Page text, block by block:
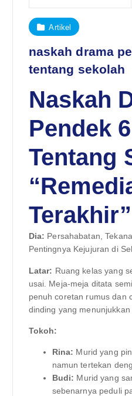
Artikel
naskah drama
tentang sekolah
Naskah
Pendek
Tentang
Terakhir”
Dia: Persahabatan,
Pentingnya Kejujuran di
Latar: Ruang kelas yang
usai. Meja-meja ditata
penuh coretan rumus dan
dinding yang menunjukkan
Tokoh:
Rina: Murid yang
namun tertekan
Budi: Murid yang
sebenarnya peduli